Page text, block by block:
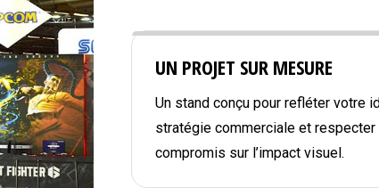
UN PROJET SUR MESURE
Un stand conçu pour refléter votre
stratégie commerciale et respecter
compromis sur l’impact visuel.